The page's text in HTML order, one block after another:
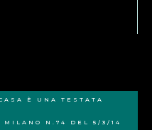
È UNA TESTATA
N.74 DEL 5/3/14